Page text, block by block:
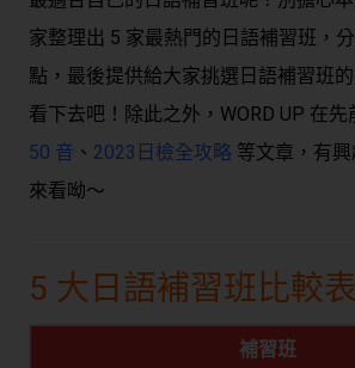
家整理出 5 家最熱門的日語補習班，
點，最後提供給大家挑選日語補習班
看下去吧！除此之外，WORD UP 在先
50 音 、 2023日檢全攻略 等文章，有
來看呦～
5 大日語補習班比較表
補習班